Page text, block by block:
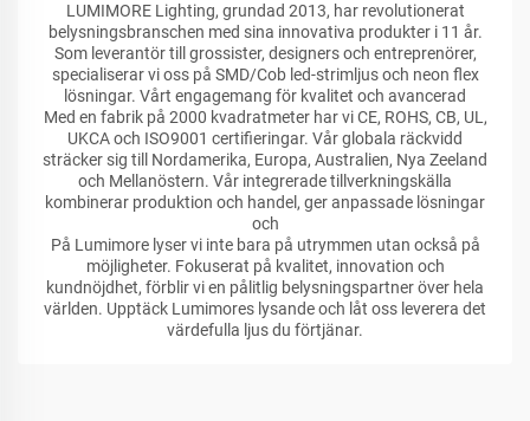
LUMIMORE Lighting, grundad 2013, har revolutionerat
belysningsbranschen med sina innovativa produkter i 11 år.
Som leverantör till grossister, designers och entreprenörer,
specialiserar vi oss på SMD/Cob led-strimljus och neon flex
lösningar. Vårt engagemang för kvalitet och avancerad
Med en fabrik på 2000 kvadratmeter har vi CE, ROHS, CB, UL,
UKCA och ISO9001 certifieringar. Vår globala räckvidd
sträcker sig till Nordamerika, Europa, Australien, Nya Zeeland
och Mellanöstern. Vår integrerade tillverkningskälla
kombinerar produktion och handel, ger anpassade lösningar
och
På Lumimore lyser vi inte bara på utrymmen utan också på
möjligheter. Fokuserat på kvalitet, innovation och
kundnöjdhet, förblir vi en pålitlig belysningspartner över hela
världen. Upptäck Lumimores lysande och låt oss leverera det
värdefulla ljus du förtjänar.